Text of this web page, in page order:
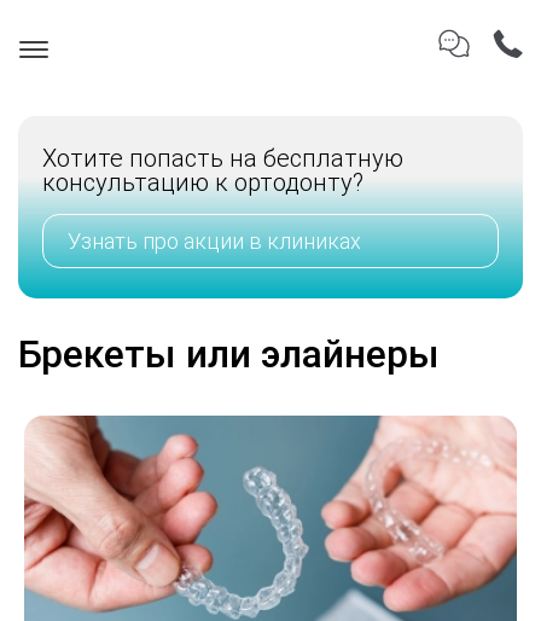
Хотите попасть на бесплатную
консультацию к ортодонту?
Узнать про акции в клиниках
Брекеты или элайнеры